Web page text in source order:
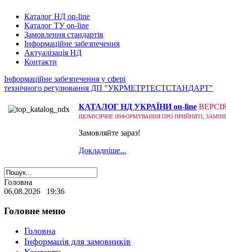
Каталог НД on-line
Каталог ТУ on-line
Замовлення стандартів
Інформаційне забезпечення
Актуалізація НД
Контакти
Інформаційне забезпечення у сфері
технічного регулювання ДП "УКРМЕТРТЕСТСТАНДАРТ"
КАТАЛОГ НД УКРАЇНИ on-line
ЩОМІСЯЧНЕ ІНФОРМУВАННЯ ПРО ПРИЙНЯТІ,
Замовляйте зараз!
Докладніше...
Головна
06.08.2026 19:36
Головне меню
Головна
Інформація для замовників